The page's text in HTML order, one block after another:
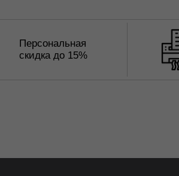
Персональная
скидка до 15%